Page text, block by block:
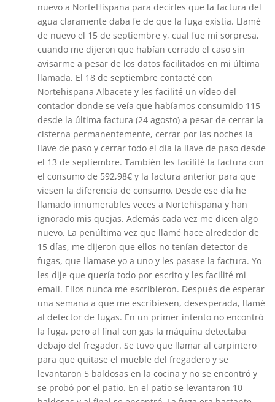
nuevo a NorteHispana para decirles que la factura del
agua claramente daba fe de que la fuga existía. Llamé
de nuevo el 15 de septiembre y, cual fue mi sorpresa,
cuando me dijeron que habían cerrado el caso sin
avisarme a pesar de los datos facilitados en mi última
llamada. El 18 de septiembre contacté con
Nortehispana Albacete y les facilité un vídeo del
contador donde se veía que habíamos consumido 115
desde la última factura (24 agosto) a pesar de cerrar la
cisterna permanentemente, cerrar por las noches la
llave de paso y cerrar todo el día la llave de paso desde
el 13 de septiembre. También les facilité la factura con
el consumo de 592,98€ y la factura anterior para que
viesen la diferencia de consumo. Desde ese día he
llamado innumerables veces a Nortehispana y han
ignorado mis quejas. Además cada vez me dicen algo
nuevo. La penúltima vez que llamé hace alrededor de
15 días, me dijeron que ellos no tenían detector de
fugas, que llamase yo a uno y les pasase la factura. Yo
les dije que quería todo por escrito y les facilité mi
email. Ellos nunca me escribieron. Después de esperar
una semana a que me escribiesen, desesperada, llamé
al detector de fugas. En un primer intento no encontró
la fuga, pero al final con gas la máquina detectaba
debajo del fregador. Se tuvo que llamar al carpintero
para que quitase el mueble del fregadero y se
levantaron 5 baldosas en la cocina y no se encontró y
se probó por el patio. En el patio se levantaron 10